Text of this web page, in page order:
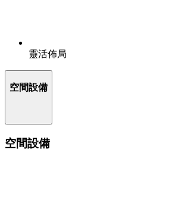
靈活佈局
空間設備
空間設備